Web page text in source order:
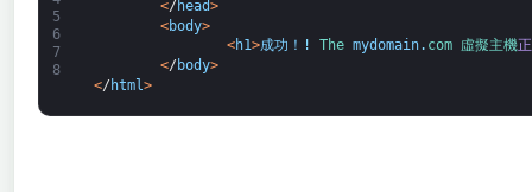
5
6
7
8
</ head>
<body>
<h1>成功！ ! The mydomain. com 虛擬主機
</ body>
</ html>